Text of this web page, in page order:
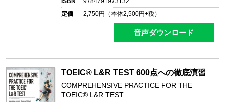
ISBN
9784791973132
定価
2,750円（本体2,500円+税）
音声ダウンロード
TOEIC® L&R TEST 600点への徹底演習
COMPREHENSIVE PRACTICE FOR THE
TOEIC® L&R TEST